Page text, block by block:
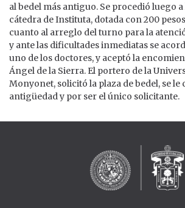
al bedel más antiguo. Se procedió luego
cátedra de Instituta, dotada con 200
cuanto al arreglo del turno para la
y ante las dificultades inmediatas se
uno de los doctores, y aceptó la
Ángel de la Sierra. El portero de la
Monyonet, solicitó la plaza de bedel, se
antigüedad y por ser el único solicitante.